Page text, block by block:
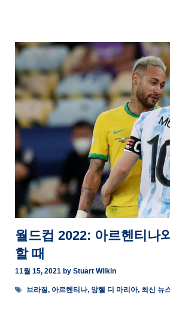
월드컵 2022: 아르헨티나
할 때
11월 15, 2021 by Stuart Wilkin
Tags
브라질, 아르헨티나, 앙헬 디 마리아, 최신 뉴